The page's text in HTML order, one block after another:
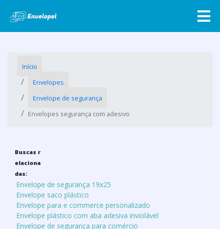
Início
Envelopes
Envelope de segurança
Envelopes segurança com adesivo
Buscas r
elaciona
das:
Envelope de segurança 19x25
Envelope saco plástico
Envelope para e commerce personalizado
Envelope plástico com aba adesiva inviolável
Envelope de segurança para comércio